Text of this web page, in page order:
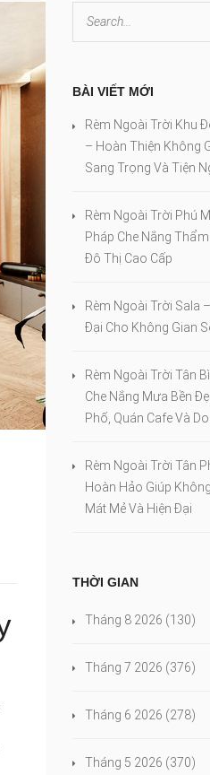
BÀI VIẾT MỚI
Rèm Ngoài Trời Khu
– Hoàn Thiện Không
Sang Trọng Và Tiện
Rèm Ngoài Trời Phú
Pháp Che Nắng
Đô Thị Cao Cấp
Rèm Ngoài Trời Sala
Đại Cho Không Gian
Rèm Ngoài Trời Tân
Che Nắng Mưa Bền
Phố, Quán Cafe Và
Rèm Ngoài Trời Tân
Hoàn Hảo Giúp
Mát Mẻ Và Hiện Đại
THỜI GIAN
Tháng 8 2026 (130)
Tháng 7 2026 (376)
Tháng 6 2026 (278)
Tháng 5 2026 (370)